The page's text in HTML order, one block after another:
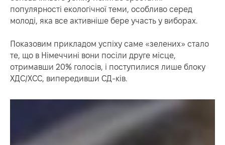
популярності екологічної теми, особливо серед
молоді, яка все активніше бере участь у виборах.
Показовим прикладом успіху саме «зелених» стало
те, що в Німеччині вони посіли друге місце,
отримавши 20% голосів, і поступилися лише блоку
ХДС/ХСС, випередивши СД-ків.